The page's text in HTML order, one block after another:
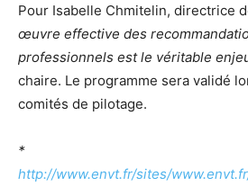
Pour Isabelle Chmitelin, directrice
œuvre effective des
professionnels est le véritable
chaire. Le programme sera validé
comités de pilotage.
*
http://www.envt.fr/sites/